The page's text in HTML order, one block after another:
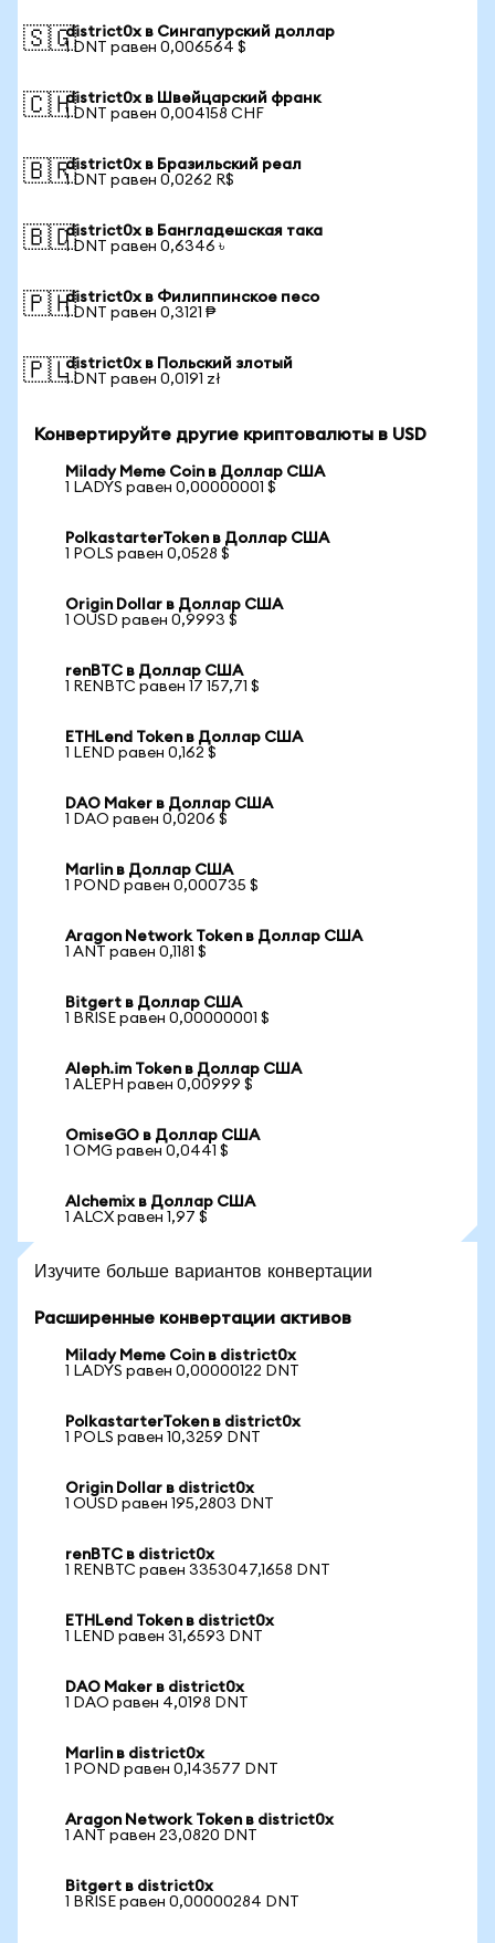
🇸🇬district0x в Сингапурский доллар
1 DNT равен 0,006564 $
🇨🇭district0x в Швейцарский франк
1 DNT равен 0,004158 CHF
🇧🇷district0x в Бразильский реал
1 DNT равен 0,0262 R$
🇧🇩district0x в Бангладешская така
1 DNT равен 0,6346 ৳
🇵🇭district0x в Филиппинское песо
1 DNT равен 0,3121 ₱
🇵🇱district0x в Польский злотый
1 DNT равен 0,0191 zł
Конвертируйте другие криптовалюты в USD
Milady Meme Coin в Доллар США
1 LADYS равен 0,00000001 $
PolkastarterToken в Доллар США
1 POLS равен 0,0528 $
Origin Dollar в Доллар США
1 OUSD равен 0,9993 $
renBTC в Доллар США
1 RENBTC равен 17 157,71 $
ETHLend Token в Доллар США
1 LEND равен 0,162 $
DAO Maker в Доллар США
1 DAO равен 0,0206 $
Marlin в Доллар США
1 POND равен 0,000735 $
Aragon Network Token в Доллар США
1 ANT равен 0,1181 $
Bitgert в Доллар США
1 BRISE равен 0,00000001 $
Aleph.im Token в Доллар США
1 ALEPH равен 0,00999 $
OmiseGO в Доллар США
1 OMG равен 0,0441 $
Alchemix в Доллар США
1 ALCX равен 1,97 $
Изучите больше вариантов конвертации
Расширенные конвертации активов
Milady Meme Coin в district0x
1 LADYS равен 0,00000122 DNT
PolkastarterToken в district0x
1 POLS равен 10,3259 DNT
Origin Dollar в district0x
1 OUSD равен 195,2803 DNT
renBTC в district0x
1 RENBTC равен 3353047,1658 DNT
ETHLend Token в district0x
1 LEND равен 31,6593 DNT
DAO Maker в district0x
1 DAO равен 4,0198 DNT
Marlin в district0x
1 POND равен 0,143577 DNT
Aragon Network Token в district0x
1 ANT равен 23,0820 DNT
Bitgert в district0x
1 BRISE равен 0,00000284 DNT